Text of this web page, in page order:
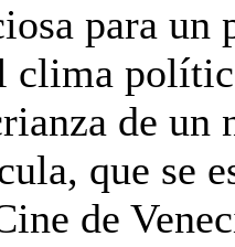
para un
clima
de un
que se
de